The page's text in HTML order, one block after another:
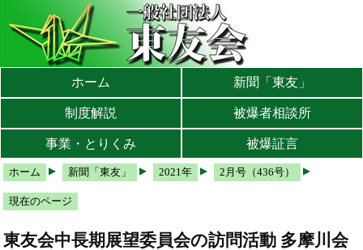
メインメニューへ
サブメニューへ
現在地ナビ（パンくずリスト）へ
ホーム 新聞「東友」
制度解説 被爆者相談所
事業・とりくみ 被爆証言
ホーム 新聞「東友」 2021年 2月号（436号）
現在のページ
東友会中長期展望委員会の訪問活動 多摩川会